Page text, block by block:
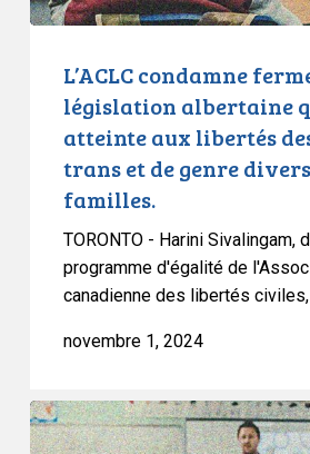
libertés
jeunes
trans
genre
divers
familles.
L’ACLC condamne
législation albertaine
atteinte aux libertés
trans et de genre
familles.
TORONTO - Harini Sivalingam,
programme d'égalité de
canadienne des libertés
novembre 1, 2024
L’ACLC
se